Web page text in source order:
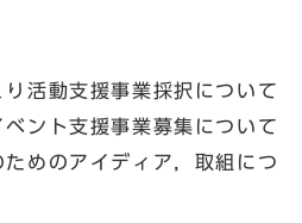
り活動支援事業採択について
ベント支援事業募集について
ためのアイディア，取組につ